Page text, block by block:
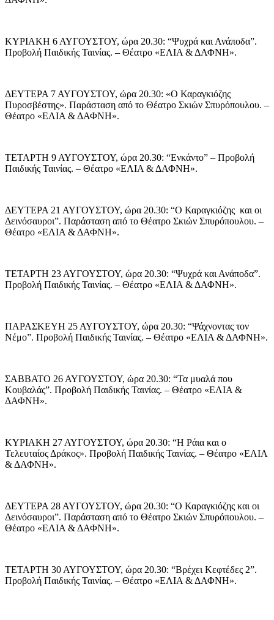
ΚΥΡΙΑΚΗ 6 ΑΥΓΟΥΣΤΟΥ, ώρα 20.30: “Ψυχρά και Ανάποδα”.
Προβολή Παιδικής Ταινίας. – Θέατρο «ΕΛΙΑ & ΔΑΦΝΗ».
ΔΕΥΤΕΡΑ 7 ΑΥΓΟΥΣΤΟΥ, ώρα 20.30: «Ο Καραγκιόζης
Πυροσβέστης». Παράσταση από το Θέατρο Σκιών Σπυρόπουλου. –
Θέατρο «ΕΛΙΑ & ΔΑΦΝΗ».
ΤΕΤΑΡΤΗ 9 ΑΥΓΟΥΣΤΟΥ, ώρα 20.30: “Eνκάντο” – Προβολή
Παιδικής Ταινίας. – Θέατρο «ΕΛΙΑ & ΔΑΦΝΗ».
ΔΕΥΤΕΡΑ 21 ΑΥΓΟΥΣΤΟΥ, ώρα 20.30: “Ο Καραγκιόζης και οι
Δεινόσαυροι”. Παράσταση από το Θέατρο Σκιών Σπυρόπουλου. –
Θέατρο «ΕΛΙΑ & ΔΑΦΝΗ».
ΤΕΤΑΡΤΗ 23 ΑΥΓΟΥΣΤΟΥ, ώρα 20.30: “Ψυχρά και Ανάποδα”.
Προβολή Παιδικής Ταινίας. – Θέατρο «ΕΛΙΑ & ΔΑΦΝΗ».
ΠΑΡΑΣΚΕΥΗ 25 ΑΥΓΟΥΣΤΟΥ, ώρα 20.30: “Ψάχνοντας τον
Νέμο”. Προβολή Παιδικής Ταινίας. – Θέατρο «ΕΛΙΑ & ΔΑΦΝΗ».
ΣΑΒΒΑΤΟ 26 ΑΥΓΟΥΣΤΟΥ, ώρα 20.30: “Τα μυαλά που
Κουβαλάς”. Προβολή Παιδικής Ταινίας. – Θέατρο «ΕΛΙΑ &
ΔΑΦΝΗ».
ΚΥΡΙΑΚΗ 27 ΑΥΓΟΥΣΤΟΥ, ώρα 20.30: “Η Ράια και ο
Τελευταίος Δράκος». Προβολή Παιδικής Ταινίας. – Θέατρο «ΕΛΙΑ
& ΔΑΦΝΗ».
ΔΕΥΤΕΡΑ 28 ΑΥΓΟΥΣΤΟΥ, ώρα 20.30: “Ο Καραγκιόζης και οι
Δεινόσαυροι”. Παράσταση από το Θέατρο Σκιών Σπυρόπουλου. –
Θέατρο «ΕΛΙΑ & ΔΑΦΝΗ».
ΤΕΤΑΡΤΗ 30 ΑΥΓΟΥΣΤΟΥ, ώρα 20.30: “Βρέχει Κεφτέδες 2”.
Προβολή Παιδικής Ταινίας. – Θέατρο «ΕΛΙΑ & ΔΑΦΝΗ».